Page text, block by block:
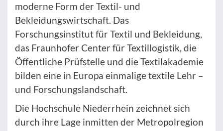
moderne Form der Textil- und
Bekleidungswirtschaft. Das
Forschungsinstitut für Textil und Bekleidung,
das Fraunhofer Center für Textillogistik, die
Öffentliche Prüfstelle und die Textilakademie
bilden eine in Europa einmalige textile Lehr –
und Forschungslandschaft.
Die Hochschule Niederrhein zeichnet sich
durch ihre Lage inmitten der Metropolregion